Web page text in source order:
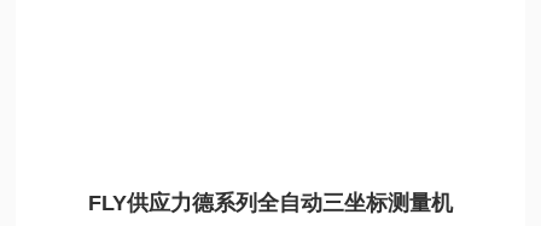
FLY供应力德系列全自动三坐标测量机